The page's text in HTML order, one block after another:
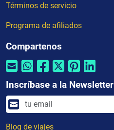
Términos de servicio
Programa de afiliados
Compartenos
Inscríbase a la Newsletter
Blog de viajes